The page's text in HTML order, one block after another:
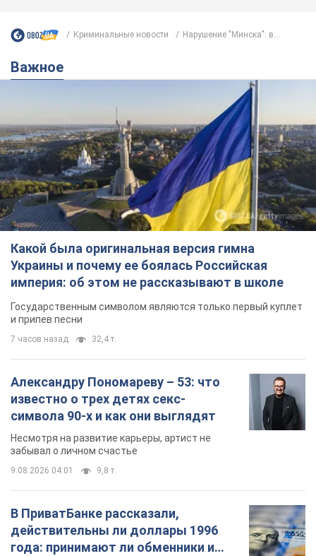
Криминальные новости Нарушение "Минска": в...
Важное
Какой была оригинальная версия гимна
Украины и почему ее боялась Российская
империя: об этом не рассказывают в школе
Государственным символом являются только первый куплет
и припев песни
7 часов назад 32,4 т.
Александру Пономареву – 53: что
известно о трех детях секс-
символа 90-х и как они выглядят
Несмотря на развитие карьеры, артист не
забывал о личном счастье
9.08.2026 04:01 9,8 т.
В ПриватБанке рассказали,
действительны ли доллары 1996
года: принимают ли обменники и